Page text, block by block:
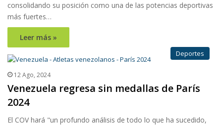
consolidando su posición como una de las potencias deportivas
más fuertes…
Leer más »
Deportes
12 Ago, 2024
Venezuela regresa sin medallas de París
2024
El COV hará "un profundo análisis de todo lo que ha sucedido,